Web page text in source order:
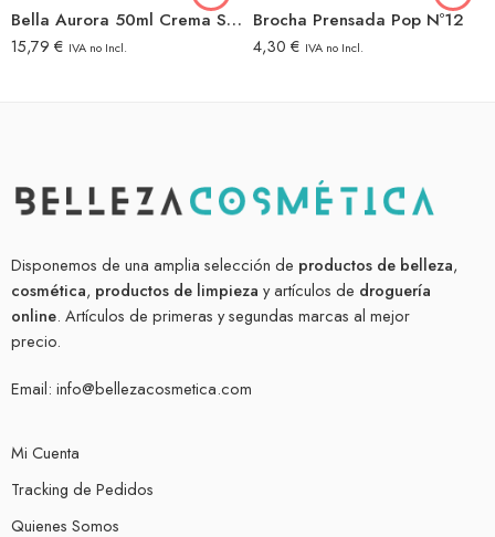
Bella Aurora 50ml Crema Solar Antimanchas Factor 50
15,79 € IVA no Incl.
Brocha Prensada Pop Nº12
4,30 € IVA no Incl.
Disponemos de una amplia selección de productos de belleza,
cosmética, productos de limpieza y artículos de droguería
online. Artículos de primeras y segundas marcas al mejor
precio.
Email: info@bellezacosmetica.com
Mi Cuenta
Tracking de Pedidos
Quienes Somos